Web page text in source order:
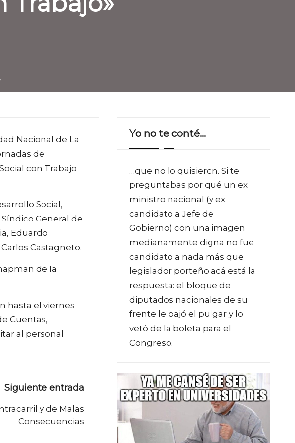
Nacional de La
de
con Trabajo
Social,
General de
Eduardo
Castagneto.
de la
hasta el viernes
Cuentas,
al personal
Siguiente entrada
y de Malas
Consecuencias
Yo no te conté…
…que no lo quisieron. Si te
preguntabas por qué un ex
ministro nacional (y ex
candidato a Jefe de
Gobierno) con una imagen
medianamente digna no fue
candidato a nada más que
legislador porteño acá está la
respuesta: el bloque de
diputados nacionales de su
frente le bajó el pulgar y lo
vetó de la boleta para el
Congreso.